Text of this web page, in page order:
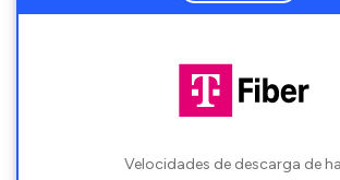
Velocidades de descarga de